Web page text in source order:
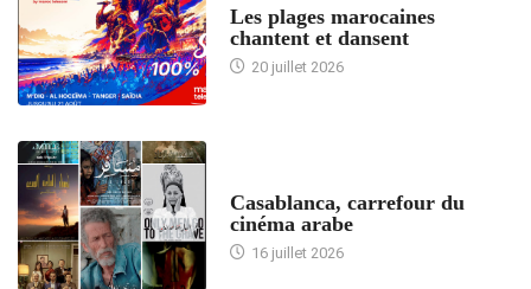
Les plages marocaines
chantent et dansent
20 juillet 2026
Casablanca, carrefour du
cinéma arabe
16 juillet 2026